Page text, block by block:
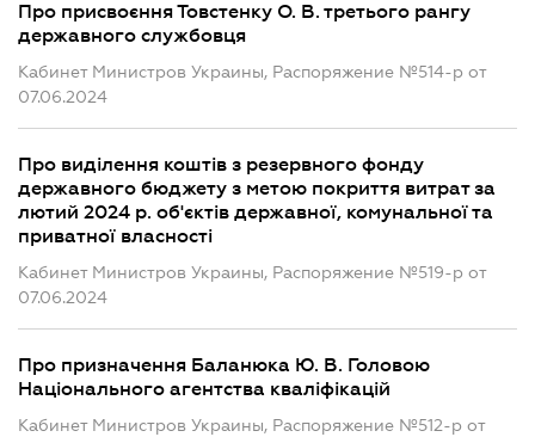
Про присвоєння Товстенку О. В. третього рангу
державного службовця
Кабинет Министров Украины, Распоряжение №514-р от
07.06.2024
Про виділення коштів з резервного фонду
державного бюджету з метою покриття витрат за
лютий 2024 р. об'єктів державної, комунальної та
приватної власності
Кабинет Министров Украины, Распоряжение №519-р от
07.06.2024
Про призначення Баланюка Ю. В. Головою
Національного агентства кваліфікацій
Кабинет Министров Украины, Распоряжение №512-р от